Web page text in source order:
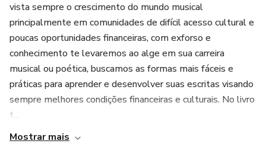
vista sempre o crescimento do mundo musical
principalmente em comunidades de difícil acesso cultural e
poucas oportunidades financeiras, com exforso e
conhecimento te levaremos ao alge em sua carreira
musical ou poética, buscamos as formas mais fáceis e
práticas para aprender e desenvolver suas escritas visando
sempre melhores condições financeiras e culturais. No livro
t...
Mostrar mais